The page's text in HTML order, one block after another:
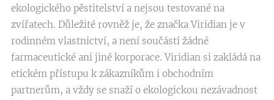
ekologického pěstitelství a nejsou testované na
zvířatech. Důležité rovněž je, že značka Viridian je v
rodinném vlastnictví, a není součástí žádné
farmaceutické ani jiné korporace. Viridian si zakládá na
etickém přístupu k zákazníkům i obchodním
partnerům, a vždy se snaží o ekologickou nezávadnost